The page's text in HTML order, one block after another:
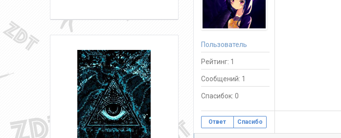
Пользователь
Рейтинг: 1
Сообщений: 1
Спасибок: 0
Ответ Спасибо